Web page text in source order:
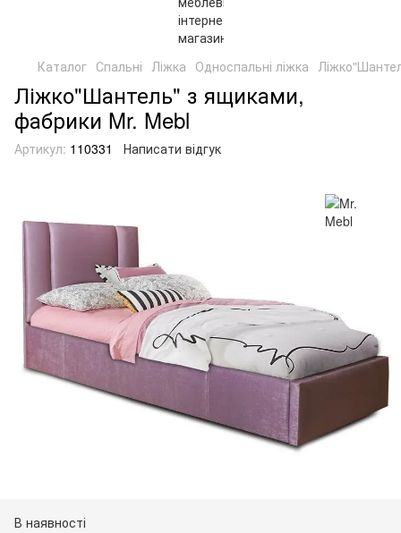
Каталог Спальні Ліжка Односпальні ліжка
Ліжко"Шантель" з ящиками,
фабрики Mr. Mebl
Артикул: 110331 Написати відгук
В наявності